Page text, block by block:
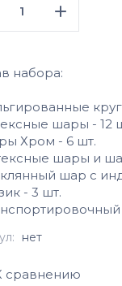
набора:
шары - 12
Хром - 6 шт.
шары и
шар с
- 3 шт.
нет
сравнению